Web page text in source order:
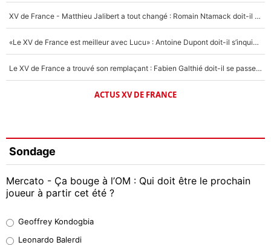
XV de France - Matthieu Jalibert a tout changé : Romain Ntamack doit-il s’inquiéter pour sa place à un an de la Coupe du monde ?
«Le XV de France est meilleur avec Lucu» : Antoine Dupont doit-il s’inquiéter pour sa place ?
Le XV de France a trouvé son remplaçant : Fabien Galthié doit-il se passer d'Antoine Dupont ?
ACTUS XV DE FRANCE
Sondage
Mercato - Ça bouge à l’OM : Qui doit être le prochain
joueur à partir cet été ?
38%
Geoffrey Kondogbia
Leonardo Balerdi